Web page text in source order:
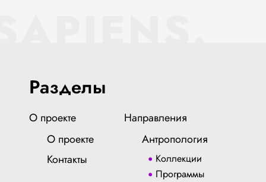
Разделы
О проекте
О проекте
Контакты
Направления
Антропология
Коллекции
Программы